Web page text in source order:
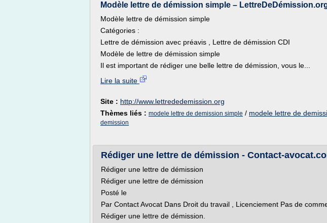
Modèle lettre de démission simple –
Modèle lettre de démission simple
Catégories :
Lettre de démission avec préavis , Lettre de démission CDI
Modèle de lettre de démission simple
Il est important de rédiger une belle lettre de démission, vous le...
Lire la suite
Site : http://www.lettrededemission.org
Thèmes liés : modele lettre de demission simple / modele lettre de
demission
Rédiger une lettre de démission - Contact-
Rédiger une lettre de démission
Rédiger une lettre de démission
Posté le
Par Contact Avocat Dans Droit du travail , Licenciement Pas de
Rédiger une lettre de démission.